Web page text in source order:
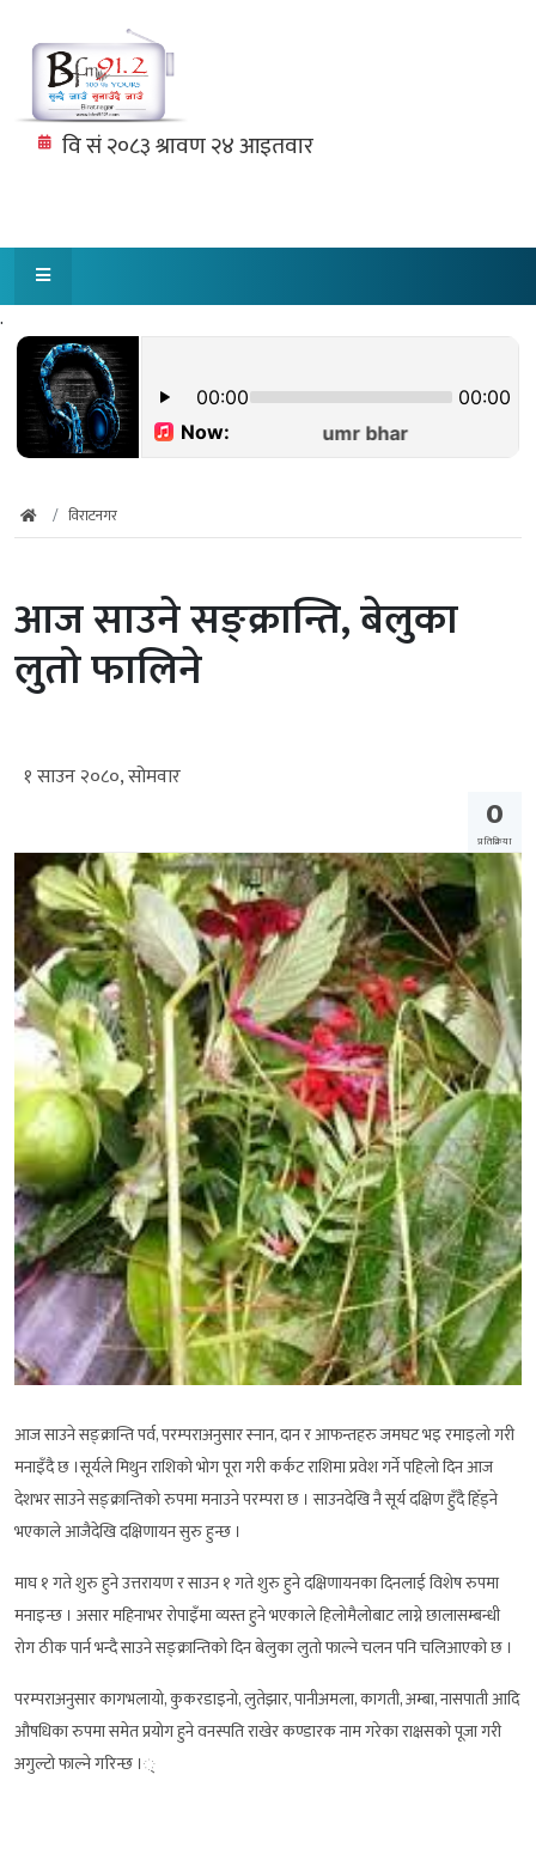
.
विराटनगर
आज साउने सङ्क्रान्ति, बेलुका
लुतो फालिने
१ साउन २०८०, सोमवार
0
प्रतिक्रिया
आज साउने सङ्क्रान्ति पर्व, परम्पराअनुसार स्नान, दान र आफन्तहरु जमघट भइ रमाइलो गरी
मनाइँदै छ ।सूर्यले मिथुन राशिको भोग पूरा गरी कर्कट राशिमा प्रवेश गर्ने पहिलो दिन आज
देशभर साउने सङ्क्रान्तिको रुपमा मनाउने परम्परा छ । साउनदेखि नै सूर्य दक्षिण हुँदै हिँड्ने
भएकाले आजैदेखि दक्षिणायन सुरु हुन्छ ।
माघ १ गते शुरु हुने उत्तरायण र साउन १ गते शुरु हुने दक्षिणायनका दिनलाई विशेष रुपमा
मनाइन्छ । असार महिनाभर रोपाइँमा व्यस्त हुने भएकाले हिलोमैलोबाट लाग्ने छालासम्बन्धी
रोग ठीक पार्न भन्दै साउने सङ्क्रान्तिको दिन बेलुका लुतो फाल्ने चलन पनि चलिआएको छ ।
परम्पराअनुसार कागभलायो, कुकरडाइनो, लुतेझार, पानीअमला, कागती, अम्बा, नासपाती आदि
औषधिका रुपमा समेत प्रयोग हुने वनस्पति राखेर कण्डारक नाम गरेका राक्षसको पूजा गरी
अगुल्टो फाल्ने गरिन्छ ।्